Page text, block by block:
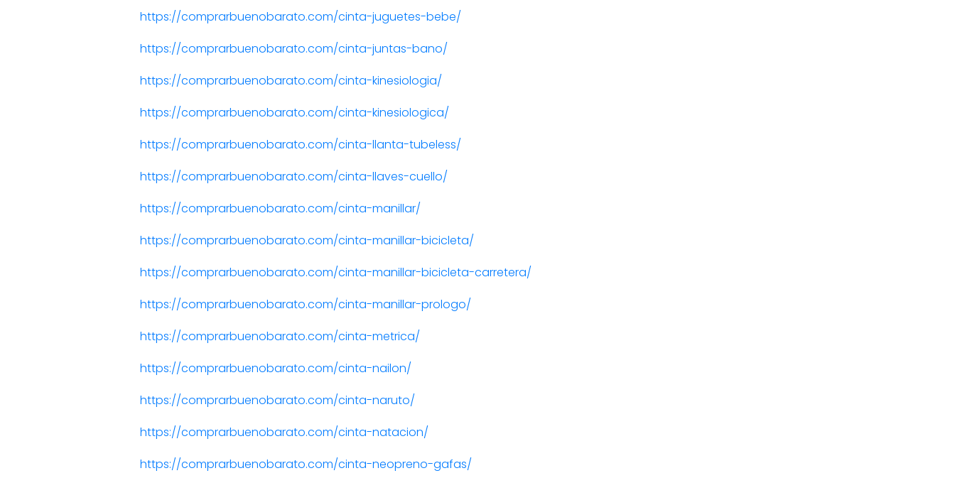
https://comprarbuenobarato.com/cinta-juguetes-bebe/
https://comprarbuenobarato.com/cinta-juntas-bano/
https://comprarbuenobarato.com/cinta-kinesiologia/
https://comprarbuenobarato.com/cinta-kinesiologica/
https://comprarbuenobarato.com/cinta-llanta-tubeless/
https://comprarbuenobarato.com/cinta-llaves-cuello/
https://comprarbuenobarato.com/cinta-manillar/
https://comprarbuenobarato.com/cinta-manillar-bicicleta/
https://comprarbuenobarato.com/cinta-manillar-bicicleta-carretera/
https://comprarbuenobarato.com/cinta-manillar-prologo/
https://comprarbuenobarato.com/cinta-metrica/
https://comprarbuenobarato.com/cinta-nailon/
https://comprarbuenobarato.com/cinta-naruto/
https://comprarbuenobarato.com/cinta-natacion/
https://comprarbuenobarato.com/cinta-neopreno-gafas/